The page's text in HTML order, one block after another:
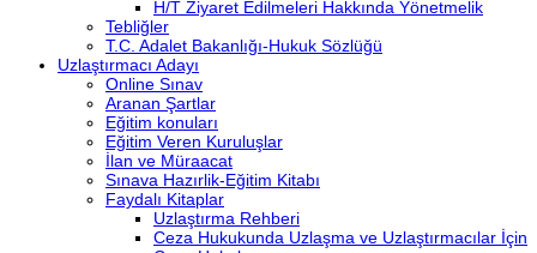
H/T Ziyaret Edilmeleri Hakkında Yönetmelik
Tebliğler
T.C. Adalet Bakanlığı-Hukuk Sözlüğü
Uzlaştırmacı Adayı
Online Sınav
Aranan Şartlar
Eğitim konuları
Eğitim Veren Kuruluşlar
İlan ve Müraacat
Sınava Hazırlik-Eğitim Kitabı
Faydalı Kitaplar
Uzlaştırma Rehberi
Ceza Hukukunda Uzlaşma ve Uzlaştırmacılar İçin